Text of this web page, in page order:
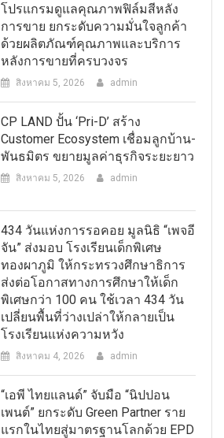
โปรแกรมดูแลคุณภาพฟิล์มสีหลัง
การขาย ยกระดับความมั่นใจลูกค้า
ด้วยผลิตภัณฑ์คุณภาพและบริการ
หลังการขายที่ครบวงจร
สิงหาคม 5, 2026 admin
CP LAND ปั้น ‘Pri-D’ สร้าง
Customer Ecosystem เชื่อมลูกบ้าน-
พันธมิตร ขยายมูลค่าธุรกิจระยะยาว
สิงหาคม 5, 2026 admin
434 วันแห่งการรอคอย มูลนิธิ “เพจอี
จัน” ส่งมอบ โรงเรียนเด็กพิเศษ
ทองผาภูมิ ให้กระทรวงศึกษาธิการ
ส่งต่อโอกาสทางการศึกษาให้เด็ก
พิเศษกว่า 100 คน ใช้เวลา 434 วัน
เปลี่ยนพื้นที่ว่างเปล่าให้กลายเป็น
โรงเรียนแห่งความหวัง
สิงหาคม 4, 2026 admin
“เอพี ไทยแลนด์” จับมือ “นิปปอน
เพนต์” ยกระดับ Green Partner ราย
แรกในไทยสู่มาตรฐานโลกด้วย EPD